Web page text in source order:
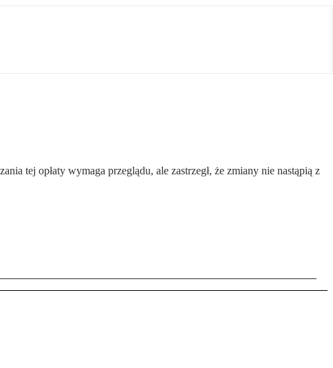
tej opłaty wymaga przeglądu, ale zastrzegł, że zmiany nie nastąpią z